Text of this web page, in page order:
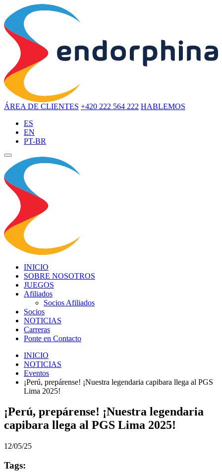
ÁREA DE CLIENTES +420 222 564 222 HABLEMOS
ES
EN
PT-BR
INICIO
SOBRE NOSOTROS
JUEGOS
Afiliados
Socios Afiliados
Socios
NOTICIAS
Carreras
Ponte en Contacto
INICIO
NOTICIAS
Eventos
¡Perú, prepárense! ¡Nuestra legendaria capibara llega al PGS
Lima 2025!
¡Perú, prepárense! ¡Nuestra legendaria
capibara llega al PGS Lima 2025!
12/05/25
Tags: